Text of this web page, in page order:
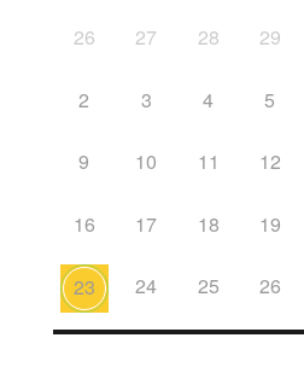
26
27 28 29
2 3 4 5
9 10 11 12
16 17 18 19
23 24 25 26